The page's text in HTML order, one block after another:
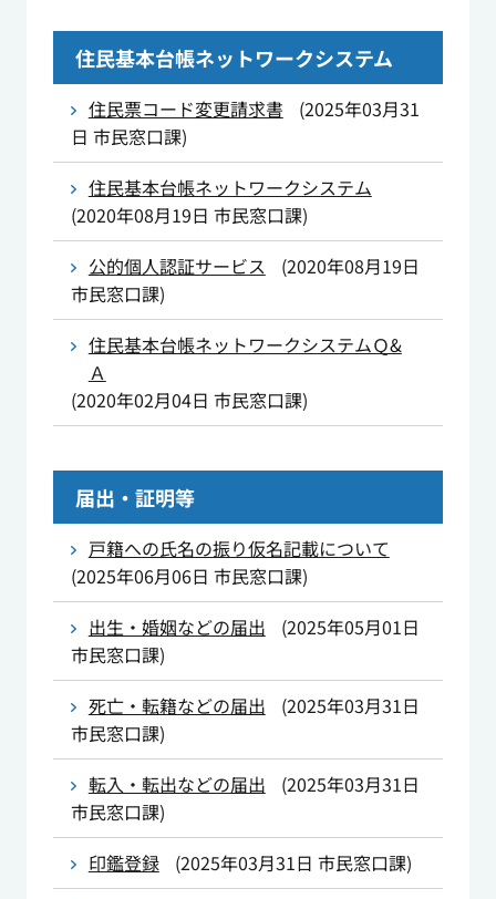
住民基本台帳ネットワークシステム
住民票コード変更請求書 (2025年03月31
日 市民窓口課)
住民基本台帳ネットワークシステム
(2020年08月19日 市民窓口課)
公的個人認証サービス
(2020年08月19日
市民窓口課)
住民基本台帳ネットワークシステムＱ&
Ａ
(2020年02月04日 市民窓口課)
届出・証明等
戸籍への氏名の振り仮名記載について
(2025年06月06日 市民窓口課)
出生・婚姻などの届出
(2025年05月01日
市民窓口課)
死亡・転籍などの届出
(2025年03月31日
市民窓口課)
転入・転出などの届出
(2025年03月31日
市民窓口課)
印鑑登録
(2025年03月31日 市民窓口課)